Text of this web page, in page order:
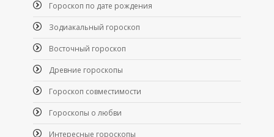
Гороскоп по дате рождения
Зодиакальный гороскоп
Восточный гороскоп
Древние гороскопы
Гороскоп совместимости
Гороскопы о любви
Интересные гороскопы